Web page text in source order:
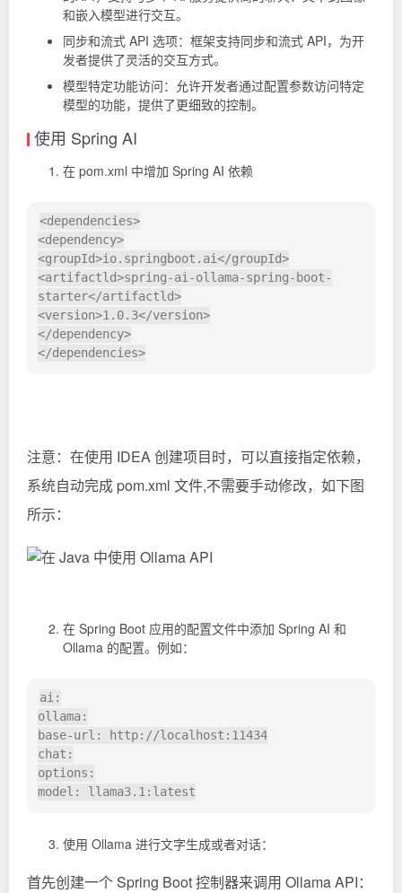
和嵌入模型进行交互。
同步和流式 API 选项：框架支持同步和流式 API，为开
发者提供了灵活的交互方式。
模型特定功能访问：允许开发者通过配置参数访问特定
模型的功能，提供了更细致的控制。
使用 Spring AI
在 pom.xml 中增加 Spring AI 依赖
<dependencies>
<dependency>
<groupId>io.springboot.ai</groupId>
<artifactld>spring-ai-ollama-spring-boot-
starter</artifactld>
<version>1.0.3</version>
</dependency>
注意：在使用 IDEA 创建项目时，可以直接指定依赖，
系统自动完成 pom.xml 文件,不需要手动修改，如下图
所示：
在 Spring Boot 应用的配置文件中添加 Spring AI 和
Ollama 的配置。例如：
ai:
ollama:
base-url: http://localhost:11434
chat:
options:
使用 Ollama 进行文字生成或者对话：
首先创建一个 Spring Boot 控制器来调用 Ollama API：